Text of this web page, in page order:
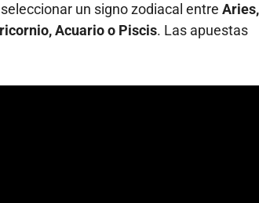
un signo zodiacal entre Aries,
Acuario o Piscis. Las apuestas